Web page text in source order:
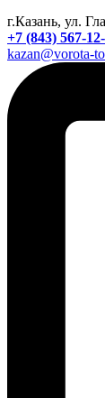
г.Казань, ул.
+7 (843) 567-
kazan@vorota-